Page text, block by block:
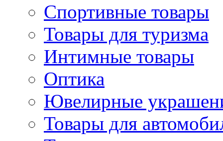
Спортивные товары
Товары для туризма
Интимные товары
Оптика
Ювелирные
Товары для